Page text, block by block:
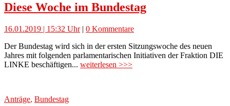
Diese Woche im Bundestag
16.01.2019 | 15:32 Uhr| 0 Kommentare
Der Bundestag wird sich in der ersten Sitzungswoche des neuen
Jahres mit folgenden parlamentarischen Initiativen der Fraktion DIE
LINKE beschäftigen... weiterlesen >>>
Anträge, Bundestag